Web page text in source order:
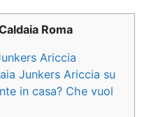
Roma
Ariccia
Junkers Ariccia su
in casa? Che vuol